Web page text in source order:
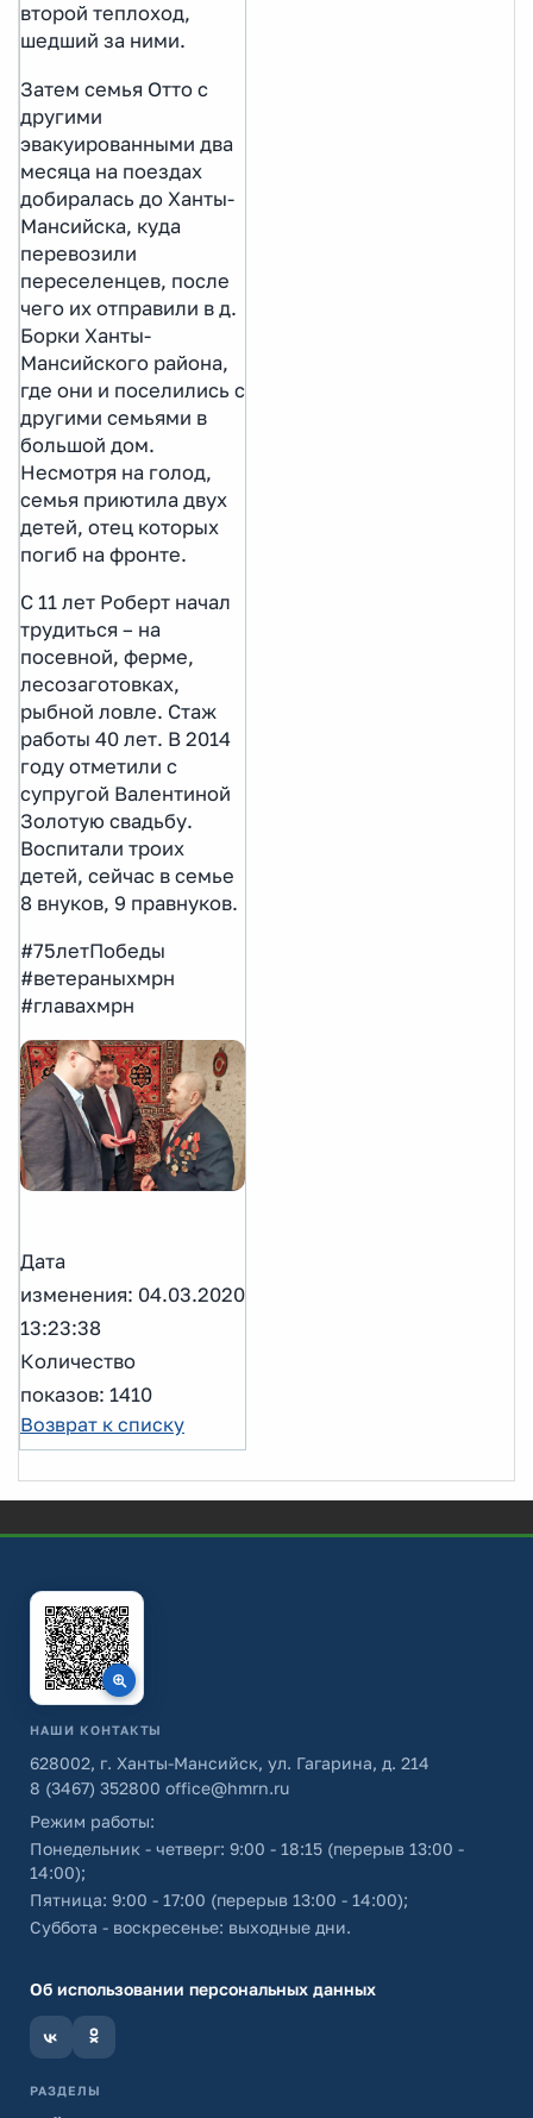
второй теплоход,
шедший за ними.
Затем семья Отто с
другими
эвакуированными два
месяца на поездах
добиралась до Ханты-
Мансийска, куда
перевозили
переселенцев, после
чего их отправили в д.
Борки Ханты-
Мансийского района,
где они и поселились с
другими семьями в
большой дом.
Несмотря на голод,
семья приютила двух
детей, отец которых
погиб на фронте.
С 11 лет Роберт начал
трудиться – на
посевной, ферме,
лесозаготовках,
рыбной ловле. Стаж
работы 40 лет. В 2014
году отметили с
супругой Валентиной
Золотую свадьбу.
Воспитали троих
детей, сейчас в семье
8 внуков, 9 правнуков.
#75летПобеды
#ветераныхмрн
#главахмрн
Дата
изменения: 04.03.2020
13:23:38
Количество
показов: 1410
Возврат к списку
НАШИ КОНТАКТЫ
628002, г. Ханты-Мансийск, ул. Гагарина, д. 214
8 (3467) 352800 office@hmrn.ru
Режим работы:
Понедельник - четверг: 9:00 - 18:15 (перерыв 13:00 -
14:00);
Пятница: 9:00 - 17:00 (перерыв 13:00 - 14:00);
Суббота - воскресенье: выходные дни.
Об использовании персональных данных
РАЗДЕЛЫ